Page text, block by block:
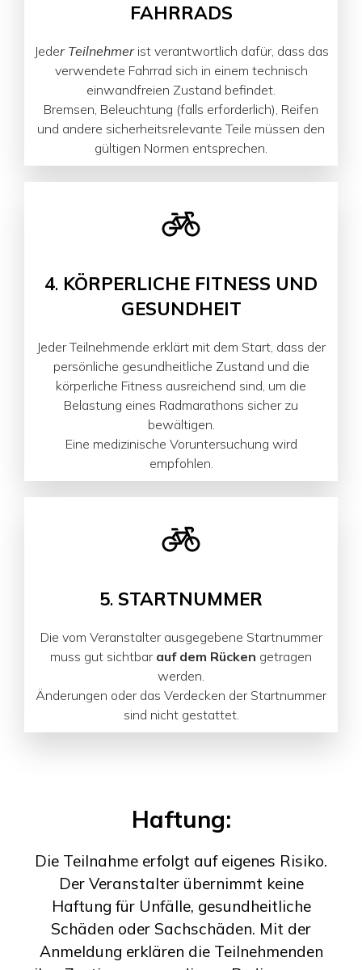
FAHRRADS
Jeder Teilnehmerist verantwortlich dafür, dass das
verwendete Fahrrad sich in einem technisch
einwandfreien Zustand befindet.
Bremsen, Beleuchtung (falls erforderlich), Reifen
und andere sicherheitsrelevante Teile müssen den
gültigen Normen entsprechen.
4. KÖRPERLICHE FITNESS UND
GESUNDHEIT
Jeder Teilnehmende erklärt mit dem Start, dass der
persönliche gesundheitliche Zustand und die
körperliche Fitness ausreichend sind, um die
Belastung eines Radmarathons sicher zu
bewältigen.
Eine medizinische Voruntersuchung wird
empfohlen.
5. STARTNUMMER
Die vom Veranstalter ausgegebene Startnummer
muss gut sichtbar auf dem Rücken getragen
werden.
Änderungen oder das Verdecken der Startnummer
sind nicht gestattet.
Haftung:
Die Teilnahme erfolgt auf eigenes Risiko.
Der Veranstalter übernimmt keine
Haftung für Unfälle, gesundheitliche
Schäden oder Sachschäden. Mit der
Anmeldung erklären die Teilnehmenden